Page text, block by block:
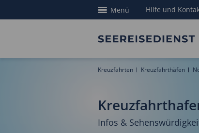
Menü Hilfe und
Kreuzfahrten Kreuzfahrthäfen
Infos &